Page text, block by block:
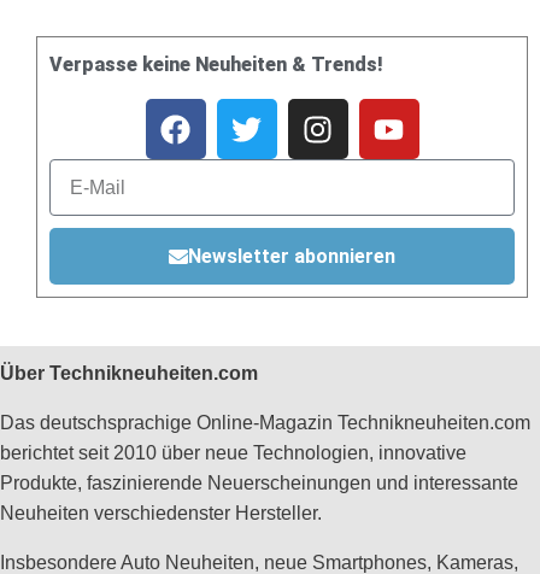
Verpasse keine Neuheiten & Trends!
Newsletter abonnieren
Über Technikneuheiten.com
Das deutschsprachige Online-Magazin Technikneuheiten.com
berichtet seit 2010 über neue Technologien, innovative
Produkte, faszinierende Neuerscheinungen und interessante
Neuheiten verschiedenster Hersteller.
Insbesondere Auto Neuheiten, neue Smartphones, Kameras,